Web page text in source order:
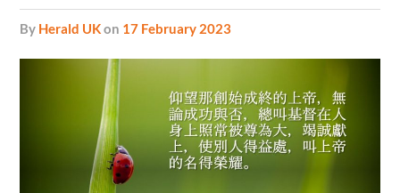
by Herald UKon 17 February 2023